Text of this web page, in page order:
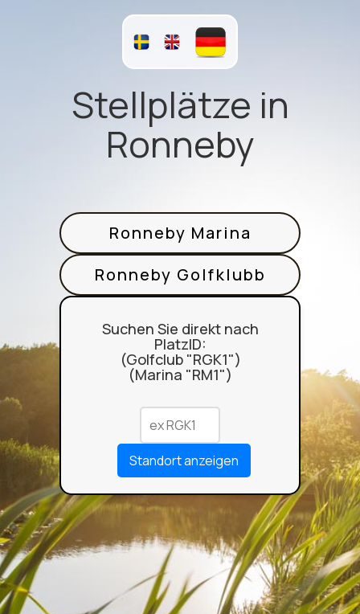
Stellplätze in
Ronneby
Ronneby Marina
Ronneby Golfklubb
Suchen Sie direkt nach
PlatzID:
(Golfclub "RGK1")
(Marina "RM1")
Standort anzeigen